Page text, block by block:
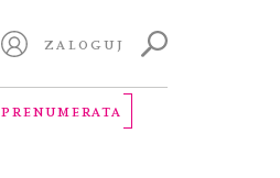
ZALOGUJ
PRENUMERATA